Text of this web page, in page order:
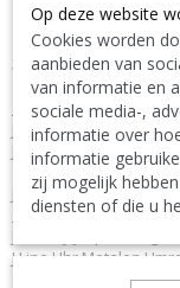
||We ship also
auch im Ausland.
30 orContact
English:
J-Line by Jolipa
J Line Clock Metal
Small
J-Line wall clocks
Deutsch:
J Line Uhr Metalen
Grau/Schwarz/Gold
Op deze website
Cookies worden
aanbieden van
van informatie en
sociale media-,
informatie over
informatie
zij mogelijk
diensten of die u